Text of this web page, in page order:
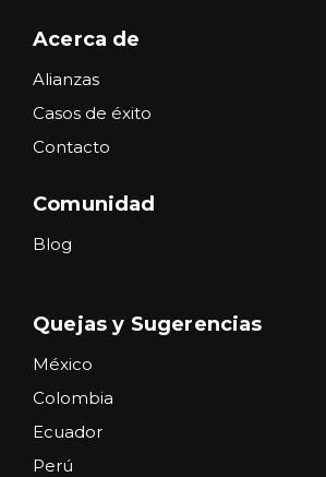
Acerca de
Alianzas
Casos de éxito
Contacto
Comunidad
Blog
Quejas y Sugerencias
México
Colombia
Ecuador
Perú